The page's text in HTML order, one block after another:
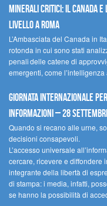
minerali critici: il Canada e
livello a Roma
L’Ambasciata del Canada in
rotonda in cui sono stati
penali delle catene di
emergenti, come l’intelligenza
Giornata internazionale
informazioni – 28
Quando si recano alle urne,
decisioni consapevoli.
L’accesso universale
cercare, ricevere e diffondere
integrante della libertà di
di stampa: i media, infatti,
se hanno la possibilità di